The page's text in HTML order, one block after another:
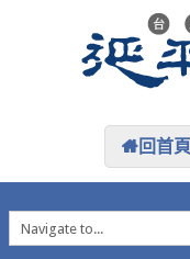
回首頁